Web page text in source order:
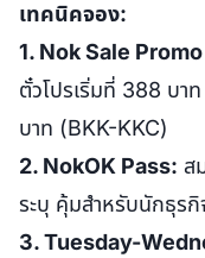
เทคนิคจอง:
1. Nok Sale
ตั๋วโปรเริ่มที่ 388 บ
บาท (BKK-KKC)
2. NokOK Pass: ส
ระบุ คุ้มสำหรับนักธุร
3. Tuesday-